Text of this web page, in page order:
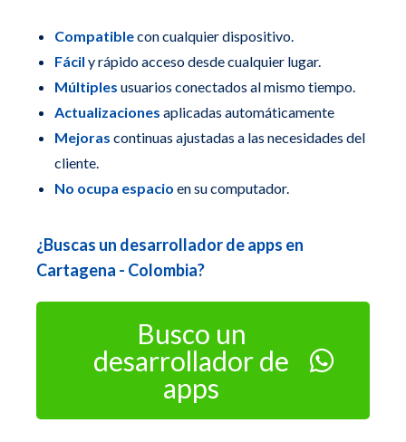
Compatiblecon cualquier dispositivo.
Fácil y rápido acceso desde cualquier lugar.
Múltiples usuarios conectados al mismo tiempo.
Actualizaciones aplicadas automáticamente
Mejoras continuas ajustadas a las necesidades del
cliente.
No ocupa espacio en su computador.
¿Buscas un desarrollador de apps en
Cartagena - Colombia?
Busco un
desarrollador de
apps